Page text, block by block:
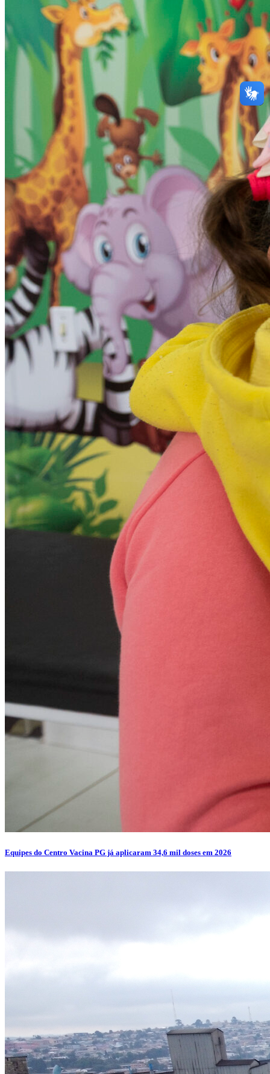
Equipes do Centro Vacina PG já aplicaram 34,6 mil doses em 2026